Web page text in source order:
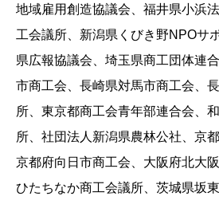
地域雇用創造協議会、福井県小浜
工会議所、新潟県くびき野NPOサ
県広報協議会、埼玉県商工団体連
市商工会、長崎県対馬市商工会、
所、東京都商工会青年部連合会、
所、社団法人新潟県農林公社、京
京都府向日市商工会、大阪府北大
ひたちなか商工会議所、茨城県坂